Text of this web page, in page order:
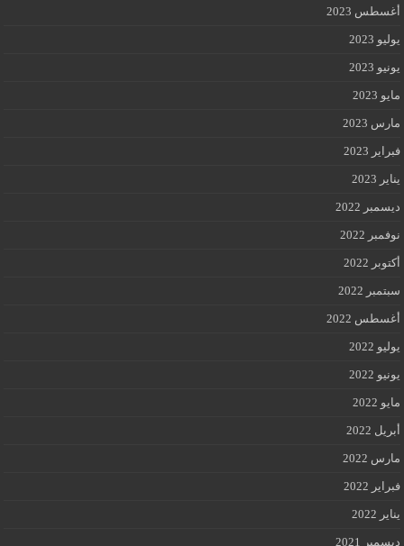
أغسطس 2023
يوليو 2023
يونيو 2023
مايو 2023
مارس 2023
فبراير 2023
يناير 2023
ديسمبر 2022
نوفمبر 2022
أكتوبر 2022
سبتمبر 2022
أغسطس 2022
يوليو 2022
يونيو 2022
مايو 2022
أبريل 2022
مارس 2022
فبراير 2022
يناير 2022
ديسمبر 2021